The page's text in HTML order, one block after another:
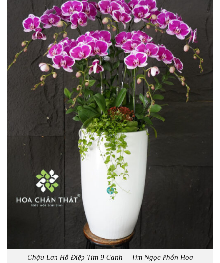
Chậu Lan Hồ Điệp Tím 9 Cành – Tím Ngọc Phồn Hoa